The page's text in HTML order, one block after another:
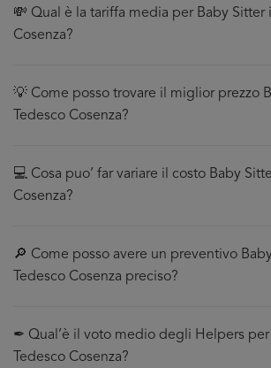
💸 Qual è la tariffa media per Baby Sitter
Cosenza?
💡 Come posso trovare il miglior prezzo
Tedesco Cosenza?
💻 Cosa puo’ far variare il costo Baby
Cosenza?
🔎 Come posso avere un preventivo
Tedesco Cosenza preciso?
✒ Qual’è il voto medio degli Helpers per
Tedesco Cosenza?